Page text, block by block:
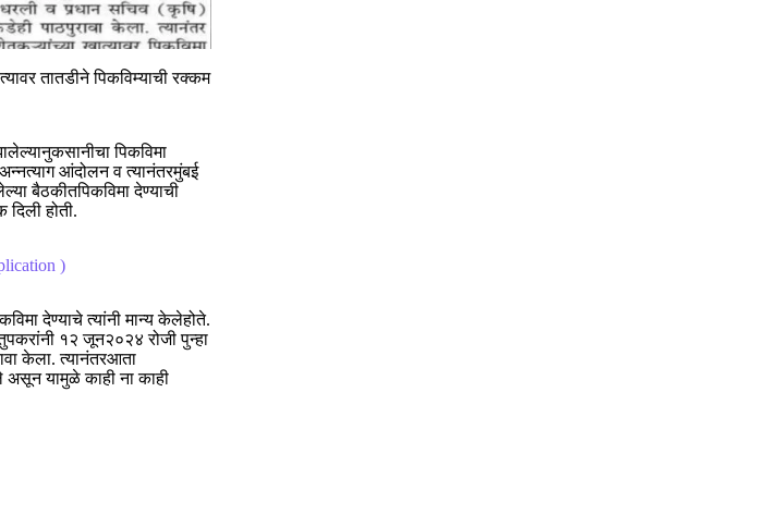
तातडीने पिकविम्याची रक्कम
पिकविमा
आंदोलन व त्यानंतरमुंबई
बैठकीतपिकविमा देण्याची
होती.
)
देण्याचे त्यांनी मान्य केलेहोते.
१२ जून२०२४ रोजी पुन्हा
केला. त्यानंतरआता
असून यामुळे काही ना काही